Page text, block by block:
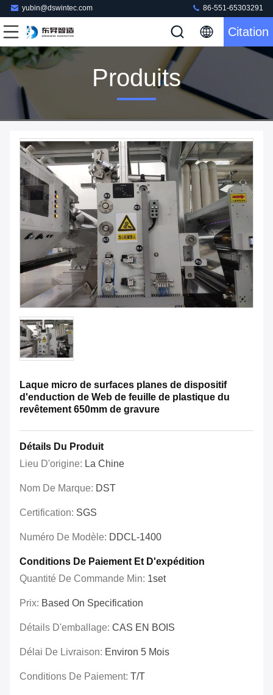
yubin@dswintec.com 86-551-65303291
Citation
Produits
Laque micro de surfaces planes de dispositif
d'enduction de Web de feuille de plastique du
revêtement 650mm de gravure
Détails Du Produit
Lieu D'origine: La Chine
Nom De Marque: DST
Certification: SGS
Numéro De Modèle: DDCL-1400
Conditions De Paiement Et D'expédition
Quantité De Commande Min: 1set
Prix: Based On Specification
Détails D'emballage: CAS EN BOIS
Délai De Livraison: Environ 5 Mois
Conditions De Paiement: T/T